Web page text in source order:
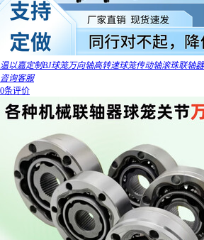
温以嘉定制BJ球笼万向轴高转速球笼传动轴滚珠联轴
咨询客服
0条评价